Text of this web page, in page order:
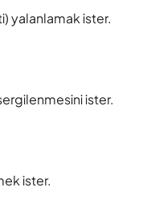
yalanlamak ister.
ister.
ister.